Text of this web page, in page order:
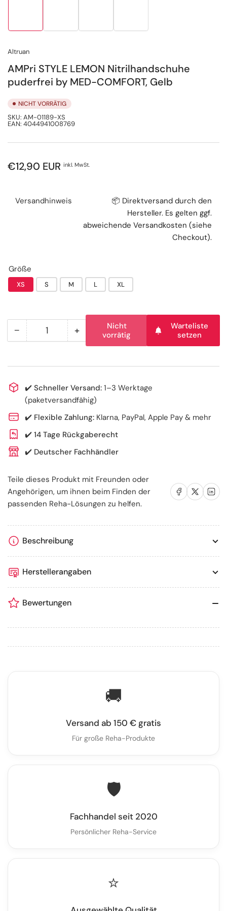
Altruan
AMPri STYLE LEMON Nitrilhandschuhe
puderfrei by MED-COMFORT, Gelb
NICHT VORRÄTIG
SKU: AM-01189-XS
EAN: 4044941008769
Normaler
€12,90 EUR inkl. MwSt.
Versandhinweis
📦 Direktversand durch den
Hersteller. Es gelten ggf.
abweichende Versandkosten (siehe
Checkout).
Größe
XS S M L XL
− Menge
STYLE
LEMON
Nitrilhandschuhe
puderfrei
by
MED-
COMFORT,
Anzahl +Menge
erhöhen
STYLE
LEMON
Nitrilhandschuhe
puderfrei
by
COMFORT,
Nicht
vorrätig
Warteliste
setzen
✔️ Schneller Versand: 1–3 Werktage
(paketversandfähig)
✔️ Flexible Zahlung: Klarna, PayPal, Apple Pay & mehr
✔️ 14 Tage Rückgaberecht
✔️ Deutscher Fachhändler
Teile dieses Produkt mit Freunden oder
Angehörigen, um ihnen beim Finden der
passenden Reha-Lösungen zu helfen.
Auf Facebook teilenAuf X teilenAuf LinkedIn
Beschreibung
Herstellerangaben
Bewertungen
🚚
Versand ab 150 € gratis
Für große Reha-Produkte
🛡️
Fachhandel seit 2020
Persönlicher Reha-Service
⭐